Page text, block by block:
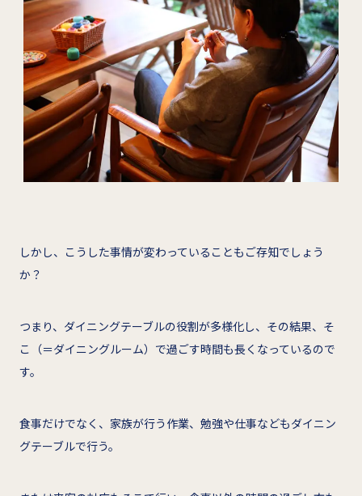
しかし、こうした事情が変わっていることもご存知でしょう
か？
つまり、ダイニングテーブルの役割が多様化し、その結果、そ
こ（＝ダイニングルーム）で過ごす時間も長くなっているので
す。
食事だけでなく、家族が行う作業、勉強や仕事などもダイニン
グテーブルで行う。